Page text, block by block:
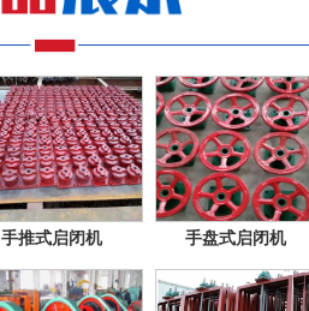
手推式启闭机 手盘式启闭机